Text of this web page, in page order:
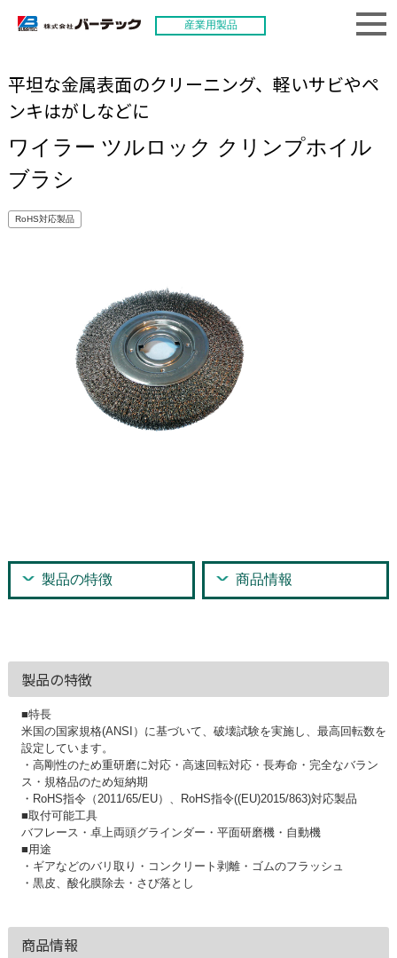
産業用製品
平坦な金属表面のクリーニング、軽いサビやペ
ンキはがしなどに
ワイラー ツルロック クリンプホイル
ブラシ
RoHS対応製品
製品の特徴 商品情報
製品の特徴
■特長
米国の国家規格(ANSI）に基づいて、破壊試験を実施し、最高回転数を
設定しています。
・高剛性のため重研磨に対応・高速回転対応・長寿命・完全なバラン
ス・規格品のため短納期
・RoHS指令（2011/65/EU）、RoHS指令((EU)2015/863)対応製品
■取付可能工具
バフレース・卓上両頭グラインダー・平面研磨機・自動機
■用途
・ギアなどのバリ取り・コンクリート剥離・ゴムのフラッシュ
・黒皮、酸化膜除去・さび落とし
商品情報